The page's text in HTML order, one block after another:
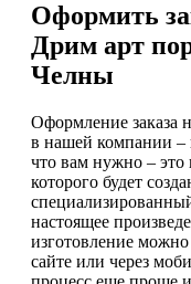
Оформить
Дрим арт
Челны
Оформление заказа
в нашей компании –
что вам нужно –
которого будет
настоящее
изготовление
сайте или через